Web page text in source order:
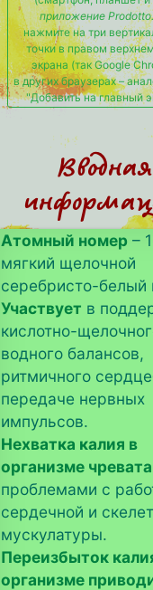
приложение
нажмите на три
точки в правом
экрана (так Google
в других браузерах –
"Добавить на главный
Вводная
Атомный номер –
мягкий щелочной
серебристо-белый
Участвует в
кислотно-
водного балансов,
ритмичного
передаче нервных
импульсов.
Нехватка калия в
организме чревата
проблемами с
сердечной и
мускулатуры.
Переизбыток
организме